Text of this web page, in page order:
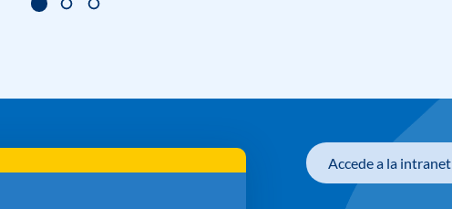
Accede a la intranet